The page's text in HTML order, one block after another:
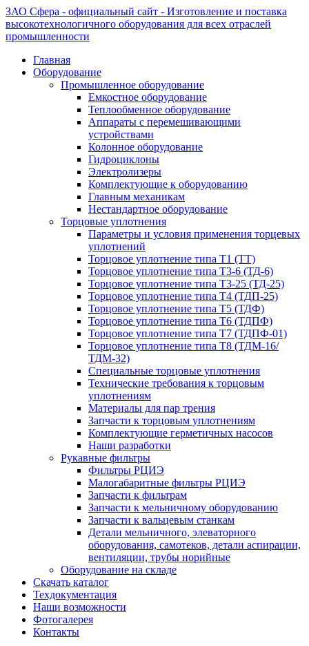
ЗАО Сфера - официальный сайт - Изготовление и поставка
высокотехнологичного оборудования для всех отраслей
промышленности
Главная
Оборудование
Промышленное оборудование
Емкостное оборудование
Теплообменное оборудование
Аппараты с перемешивающими
устройствами
Колонное оборудование
Гидроциклоны
Электролизеры
Комплектующие к оборудованию
Главным механикам
Нестандартное оборудование
Торцовые уплотнения
Параметры и условия применения торцевых
уплотнений
Торцовое уплотнение типа Т1 (ТТ)
Торцовое уплотнение типа Т3-6 (ТД-6)
Торцовое уплотнение типа Т3-25 (ТД-25)
Торцовое уплотнение типа Т4 (ТДП-25)
Торцовое уплотнение типа Т5 (ТДФ)
Торцовое уплотнение типа Т6 (ТДПФ)
Торцовое уплотнение типа Т7 (ТДПФ-01)
Торцовое уплотнение типа Т8 (ТДМ-16/
ТДМ-32)
Специальные торцовые уплотнения
Технические требования к торцовым
уплотнениям
Материалы для пар трения
Запчасти к торцовым уплотнениям
Комплектующие герметичных насосов
Наши разработки
Рукавные фильтры
Фильтры РЦИЭ
Малогабаритные фильтры РЦИЭ
Запчасти к фильтрам
Запчасти к мельничному оборудованию
Запчасти к вальцевым станкам
Детали мельничного, элеваторного
оборудования, самотеков, детали аспирации,
вентиляции, трубы норийные
Оборудование на складе
Скачать каталог
Техдокументация
Наши возможности
Фотогалерея
Контакты